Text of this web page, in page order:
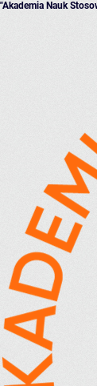
"Akademia Nauk